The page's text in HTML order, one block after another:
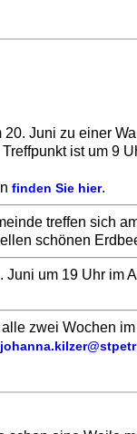
20. Juni zu einer
ist um 9
finden Sie hier.
treffen sich
schönen
Juni um 19 Uhr im
zwei Wochen